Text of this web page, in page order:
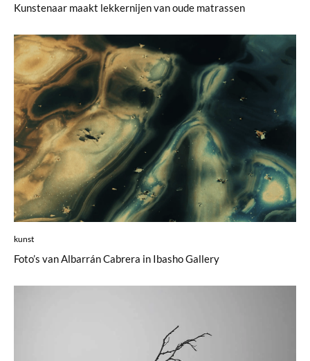
Kunstenaar maakt lekkernijen van oude matrassen
kunst
Foto’s van Albarrán Cabrera in Ibasho Gallery